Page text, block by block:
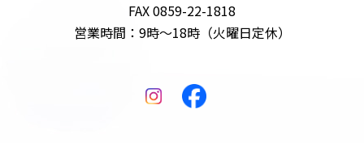
FAX 0859-22-1818
営業時間：9時～18時（火曜日定休）